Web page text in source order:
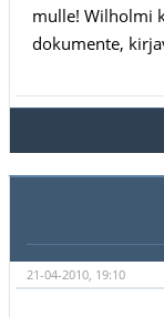
mulle! Wilholmi
dokumente,
21-04-2010, 19:10